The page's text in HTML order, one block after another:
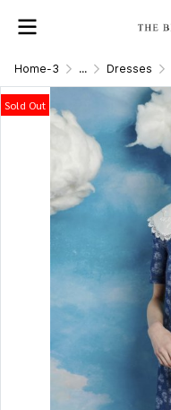
Home-3 ... Dresses
Sold Out